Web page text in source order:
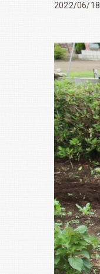
2022/06/18